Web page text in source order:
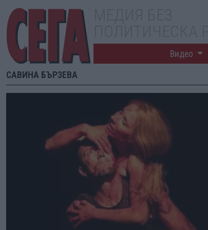
Видео
САВИНА БЪРЗЕВА